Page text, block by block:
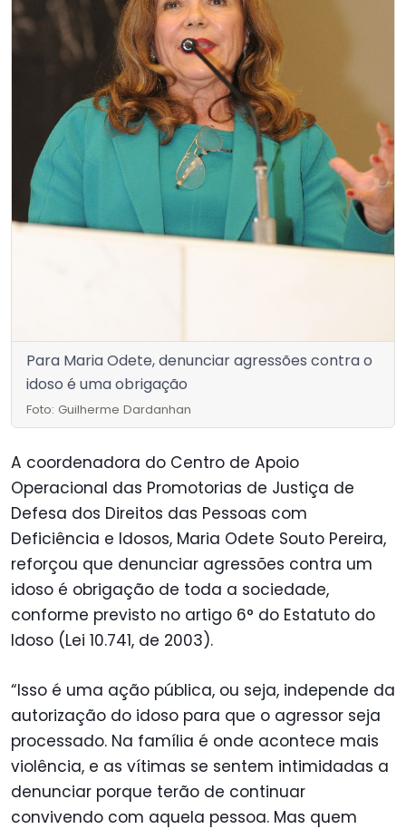
Para Maria Odete, denunciar agressões contra o
idoso é uma obrigação
Foto: Guilherme Dardanhan
A coordenadora do Centro de Apoio
Operacional das Promotorias de Justiça de
Defesa dos Direitos das Pessoas com
Deficiência e Idosos, Maria Odete Souto Pereira,
reforçou que denunciar agressões contra um
idoso é obrigação de toda a sociedade,
conforme previsto no artigo 6° do Estatuto do
Idoso (Lei 10.741, de 2003).
“Isso é uma ação pública, ou seja, independe da
autorização do idoso para que o agressor seja
processado. Na família é onde acontece mais
violência, e as vítimas se sentem intimidadas a
denunciar porque terão de continuar
convivendo com aquela pessoa. Mas quem